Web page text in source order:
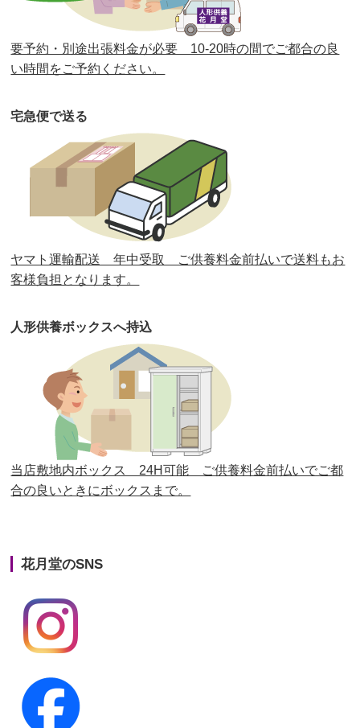
第36回人形供養祭 令和2年4月16日(木)
第35回人形供養祭令和2年2月13日(木)
第33回人形供養祭
第32回人形供養祭 令和元年6月12日(水)
第31回人形供養祭 平成31年3月13日(水)
第30回人形供養祭平成30年11月28日(水)
第29回人形供養祭平成30年5月23日(水)
第27回人形供養祭平成29年6月14日(水)
第26回人形供養祭平成28年12月15日(木)
第25回人形供養祭 平成28年6月16日(木)
第24回人形供養祭 平成27年11月27日
第23回人形供養祭平成26年12月5日
第22回人形供養祭平成26年4月28日
第20回人形供養祭
第19回人形供養祭
第18回人形供養祭
第16回人形供養祭
要予約・別途出張料金が必要 10-20時の間でご都合の良
い時間をご予約ください。
宅急便で送る
ヤマト運輸配送 年中受取 ご供養料金前払いで送料もお
客様負担となります。
人形供養ボックスへ持込
当店敷地内ボックス 24H可能 ご供養料金前払いでご都
合の良いときにボックスまで。
花月堂のSNS